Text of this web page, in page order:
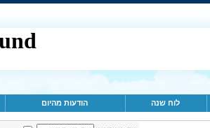
לוח שנה הודעות מהיום